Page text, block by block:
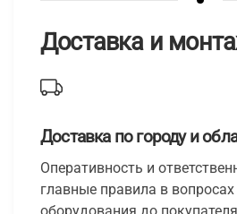
Доставка и
Доставка по городу и
Оперативность и
главные правила в